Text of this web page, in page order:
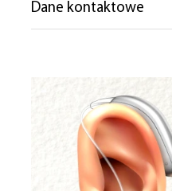
Dane kontaktowe